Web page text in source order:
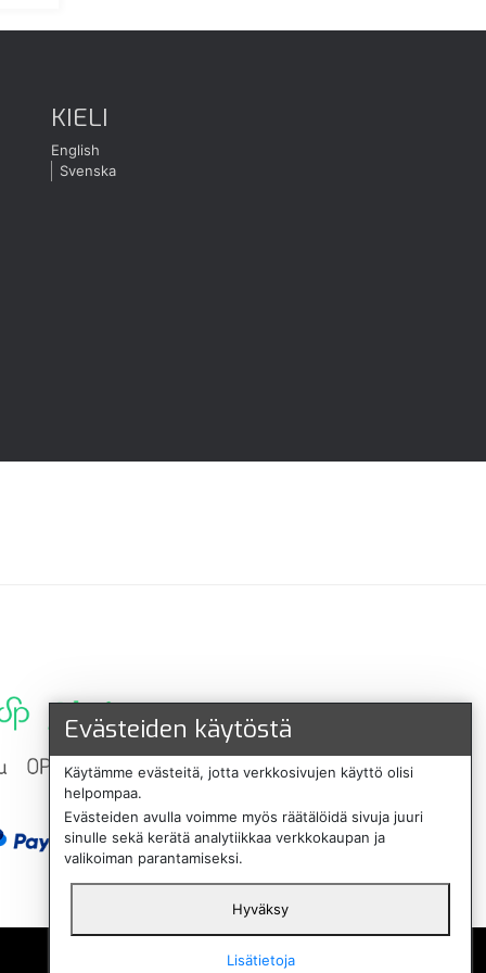
KIELI
English
Svenska
Svenska
Evästeiden käytöstä
Käytämme evästeitä, jotta verkkosivujen käyttö olisi
helpompaa.
Evästeiden avulla voimme myös räätälöidä sivuja juuri
sinulle sekä kerätä analytiikkaa verkkokaupan ja
valikoiman parantamiseksi.
Hyväksy
Lisätietoja